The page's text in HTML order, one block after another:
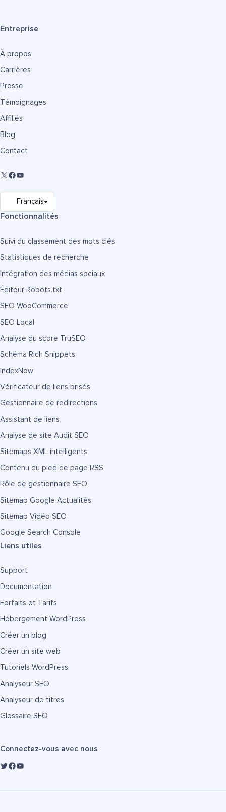
Entreprise
À propos
Carrières
Presse
Témoignages
Affiliés
Blog
Contact
Fonctionnalités
Suivi du classement des mots clés
Statistiques de recherche
Intégration des médias sociaux
Éditeur Robots.txt
SEO WooCommerce
SEO Local
Analyse du score TruSEO
Schéma Rich Snippets
IndexNow
Vérificateur de liens brisés
Gestionnaire de redirections
Assistant de liens
Analyse de site Audit SEO
Sitemaps XML intelligents
Contenu du pied de page RSS
Rôle de gestionnaire SEO
Sitemap Google Actualités
Sitemap Vidéo SEO
Google Search Console
Liens utiles
Support
Documentation
Forfaits et Tarifs
Hébergement WordPress
Créer un blog
Créer un site web
Tutoriels WordPress
Analyseur SEO
Analyseur de titres
Glossaire SEO
Connectez-vous avec nous